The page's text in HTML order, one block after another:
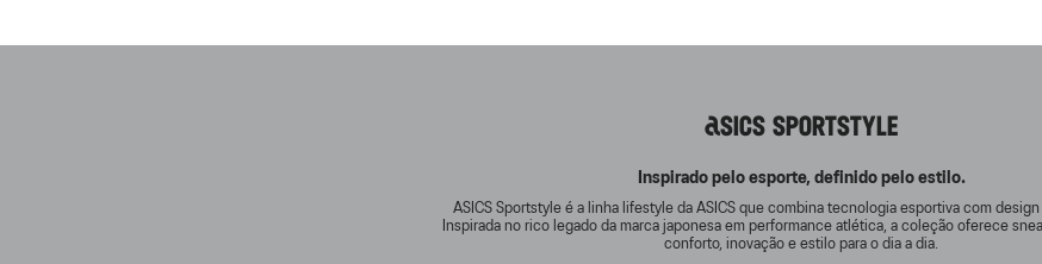
ASICS SPORTSTYLE
Inspirado pelo esporte, definido pelo estilo.
ASICS Sportstyle é a linha lifestyle da ASICS que combina tecnologia esportiva com
Inspirada no rico legado da marca japonesa em performance atlética, a coleção oferece
conforto, inovação e estilo para o dia a dia.